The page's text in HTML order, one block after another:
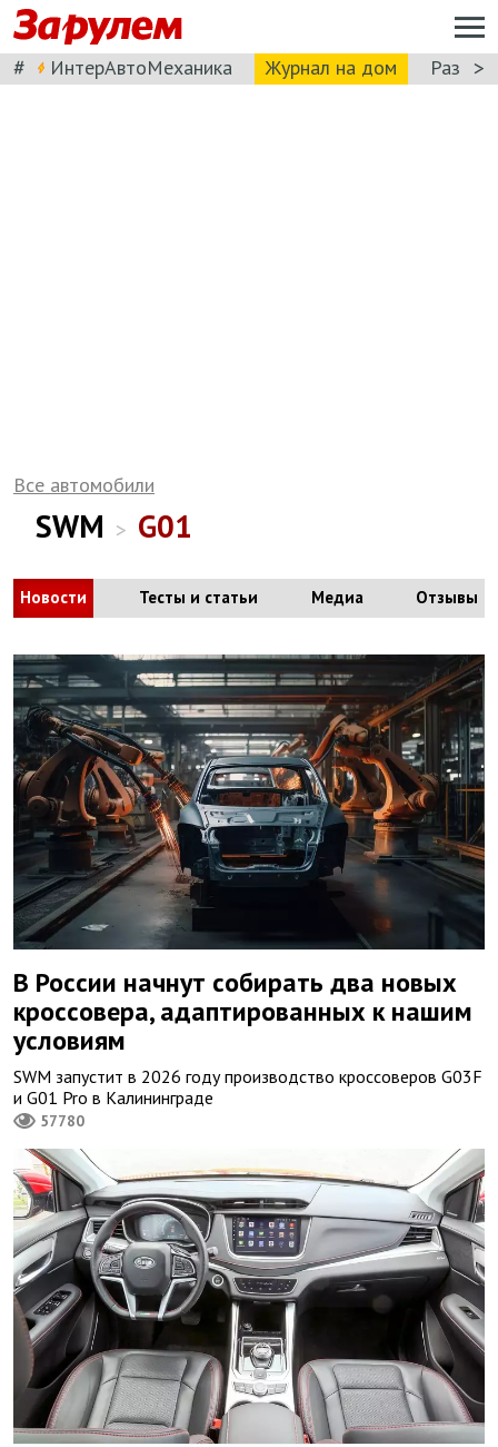
# ИнтерАвтоМеханика Журнал на дом >
Все автомобили
SWM > G01
Новости Тесты и статьи Медиа Отзывы
В России начнут собирать два новых
кроссовера, адаптированных к нашим
условиям
SWM запустит в 2026 году производство кроссоверов G03F
и G01 Pro в Калининграде
57780